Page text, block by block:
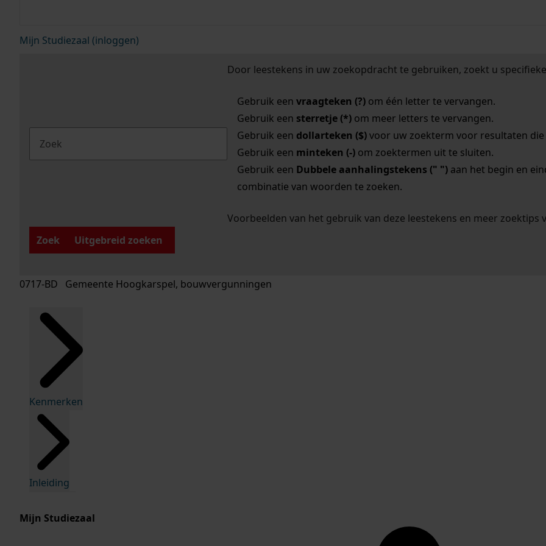
Mijn Studiezaal (inloggen)
Door leestekens in uw zoekopdracht te gebruiken, zoekt u
Gebruik een vraagteken (?)om één letter te vervangen.
Gebruik een sterretje (*)om meer letters te vervangen.
Gebruik een dollarteken ($)voor uw zoekterm voor resultaten die
Gebruik een minteken (-)om zoektermen uit te sluiten.
Gebruik een Dubbele aanhalingstekens (" ")aan het begin en
combinatie van woorden te zoeken.
Voorbeelden van het gebruik van deze leestekens en meer zoektips
Zoek
Uitgebreid zoeken
0717-BD Gemeente Hoogkarspel, bouwvergunningen
Kenmerken
Inleiding
Mijn Studiezaal